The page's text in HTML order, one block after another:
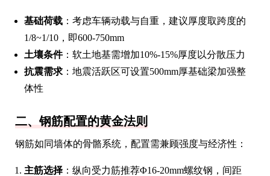
基础荷载 ：考虑车辆动载与自重，建议厚度取跨度的
1/8~1/10，即600-750mm
土壤条件：软土地基需增加10%-15%厚度以分散压力
抗震需求 ：地震活跃区可设置500mm厚基础梁加强整
体性
二、钢筋配置的黄金法则
钢筋如同墙体的骨骼系统，配置需兼顾强度与经济性：
主筋选择 ：纵向受力筋推荐Φ16-20mm螺纹钢，间距